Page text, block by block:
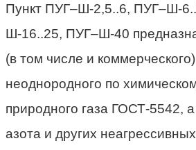
Пункт ПУГ–Ш-2,5..6, ПУГ–Ш-
Ш-16..25, ПУГ–Ш-40
(в том числе и
неоднородного по
природного газа ГОСТ-5542,
азота и других